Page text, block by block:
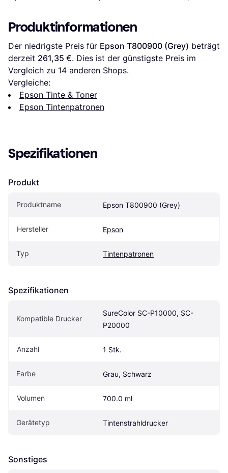
(Multipack)
Produktinformationen
Der niedrigste Preis für Epson T800900 (Grey) beträgt
derzeit 261,35 €. Dies ist der günstigste Preis im
Vergleich zu 14 anderen Shops.
Vergleiche:
Epson Tinte & Toner
Epson Tintenpatronen
Spezifikationen
Produkt
Produktname Epson T800900 (Grey)
Hersteller Epson
Typ Tintenpatronen
Spezifikationen
Kompatible Drucker
SureColor SC-P10000, SC-
P20000
Anzahl 1 Stk.
Farbe Grau, Schwarz
Volumen 700.0 ml
Gerätetyp Tintenstrahldrucker
Sonstiges